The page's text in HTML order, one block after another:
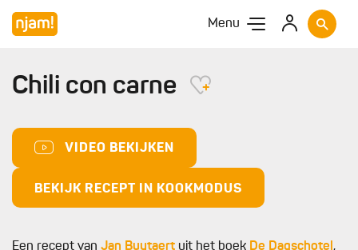
Menu
Chili con carne
VIDEO BEKIJKEN
BEKIJK RECEPT IN KOOKMODUS
Een recept van Jan Buytaert uit het boek De Dagschotel ,